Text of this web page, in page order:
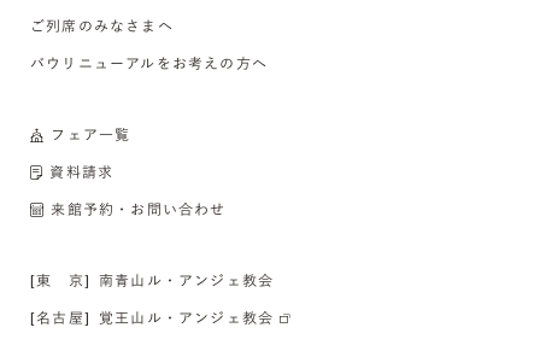
ご列席のみなさまへ
バウリニューアルをお考えの方へ
フェア一覧
資料請求
来館予約・お問い合わせ
[東 京] 南青山ル・アンジェ教会
[名古屋] 覚王山ル・アンジェ教会